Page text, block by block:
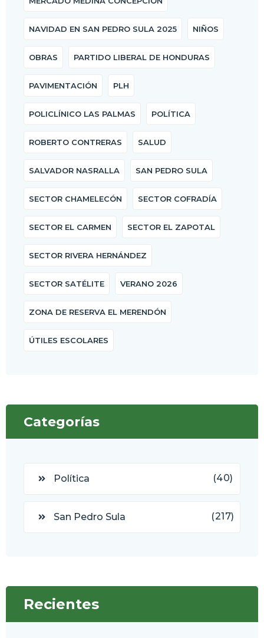
NAVIDAD EN SAN PEDRO SULA 2025 NIÑOS
OBRAS PARTIDO LIBERAL DE HONDURAS
PAVIMENTACIÓN PLH
POLICLÍNICO LAS PALMAS POLÍTICA
ROBERTO CONTRERAS SALUD
SALVADOR NASRALLA SAN PEDRO SULA
SECTOR CHAMELECÓN SECTOR COFRADÍA
SECTOR EL CARMEN SECTOR EL ZAPOTAL
SECTOR RIVERA HERNÁNDEZ
SECTOR SATÉLITE VERANO 2026
ZONA DE RESERVA EL MERENDÓN
ÚTILES ESCOLARES
Categorías
Política (40)
San Pedro Sula (217)
Recientes